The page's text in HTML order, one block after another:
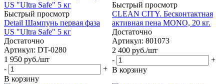
Быстрый просмотр
Detail Шампунь первая фаза
US "Ultra Safe" 5 кг
Достаточно
Артикул: DT-0280
1 950 руб./шт
-
+
В корзину
Быстрый просмотр
CLEAN CITY. Бесконтактная
активная пена MONO, 20 кг.
Достаточно
Артикул: 801073
2 400 руб./шт
-
+
В корзину